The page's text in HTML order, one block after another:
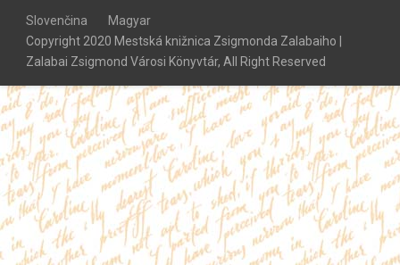
Slovenčina
Magyar
Copyright 2020 Mestská knižnica Zsigmonda Zalabaiho |
Zalabai Zsigmond Városi Könyvtár, All Right Reserved